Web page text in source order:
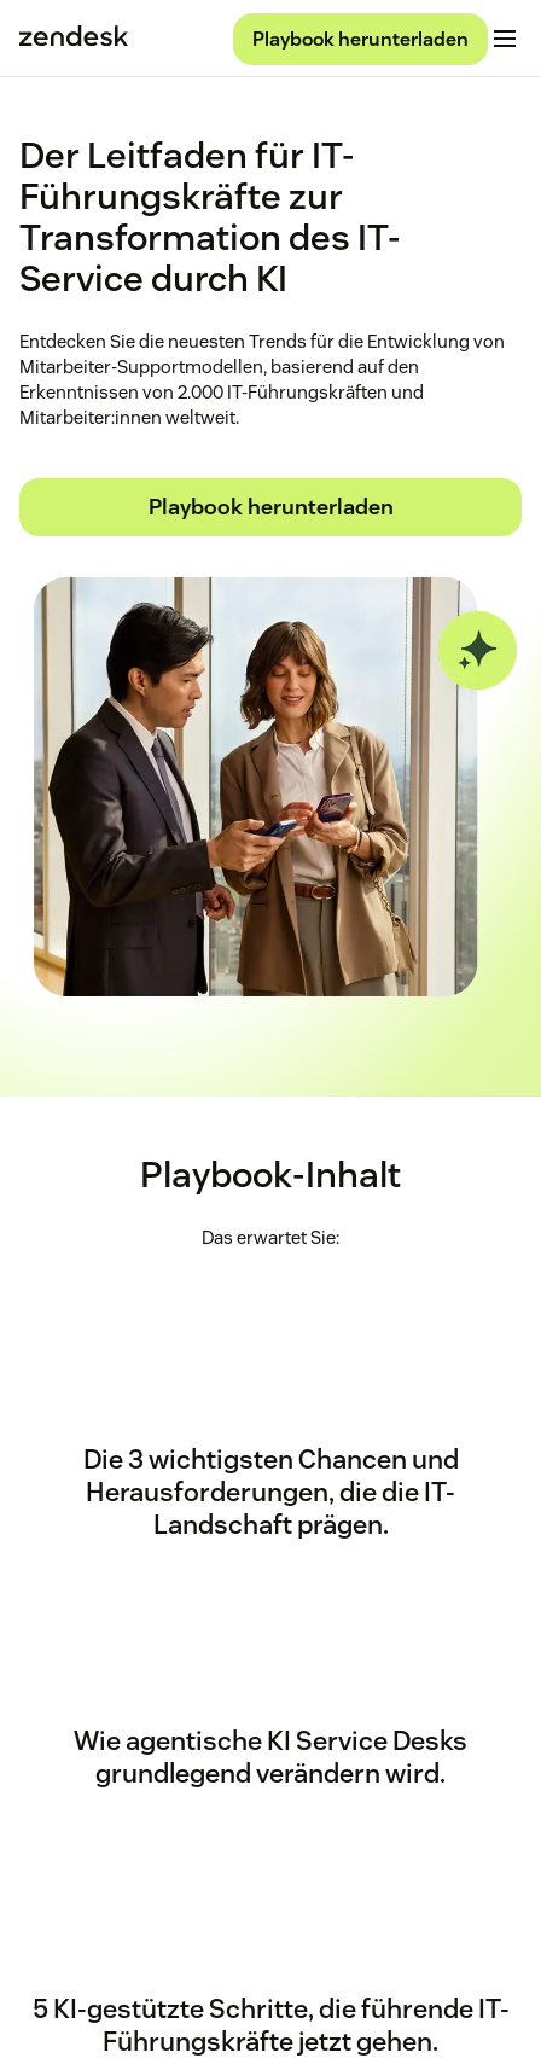
Playbook herunterladen
Der Leitfaden für IT-
Führungskräfte zur
Transformation des IT-
Service durch KI
Entdecken Sie die neuesten Trends für die Entwicklung von
Mitarbeiter-Supportmodellen, basierend auf den
Erkenntnissen von 2.000 IT-Führungskräften und
Mitarbeiter:innen weltweit.
Playbook herunterladen
Playbook-Inhalt
Das erwartet Sie:
Die 3 wichtigsten Chancen und
Herausforderungen, die die IT-
Landschaft prägen.
Wie agentische KI Service Desks
grundlegend verändern wird.
5 KI-gestützte Schritte, die führende IT-
Führungskräfte jetzt gehen.